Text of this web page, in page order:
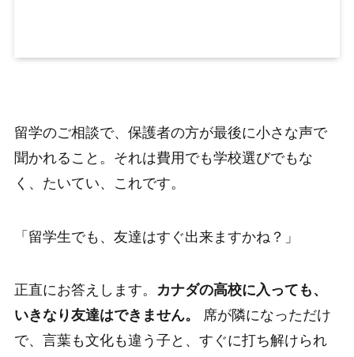
留学のご相談で、保護者の方が最後に小さな声で
聞かれること。それは費用でも学校選びでもな
く、たいてい、これです。
「留学生でも、友達はすぐ出来ますかね？」
正直にお答えします。
カナダの高校に入っても、
いきなり友達はできません。
席が隣になっただけ
で、言葉も文化も違う子と、すぐに打ち解けられ